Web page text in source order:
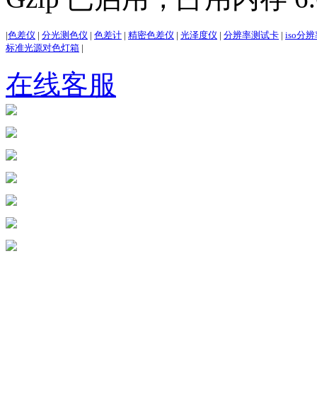
|色差仪 | 分光测色仪 | 色差计 | 精密色差仪 | 光泽度仪 | 分辨率测试卡 | iso分
标准光源对色灯箱 |
在线客服